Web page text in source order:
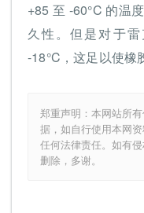
+85 至 -60°C 的温
久性。但是对于
-18°C，这足以使橡
郑重声明：本网站所
据，如自行使用本网
任何法律责任。如有
删除，多谢。